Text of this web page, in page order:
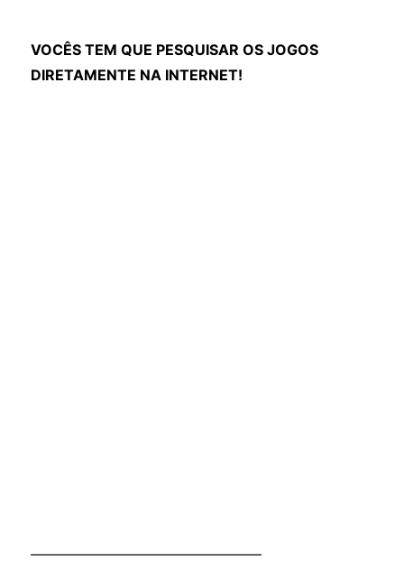
VOCÊS TEM QUE PESQUISAR OS JOGOS
DIRETAMENTE NA INTERNET!
————————————————